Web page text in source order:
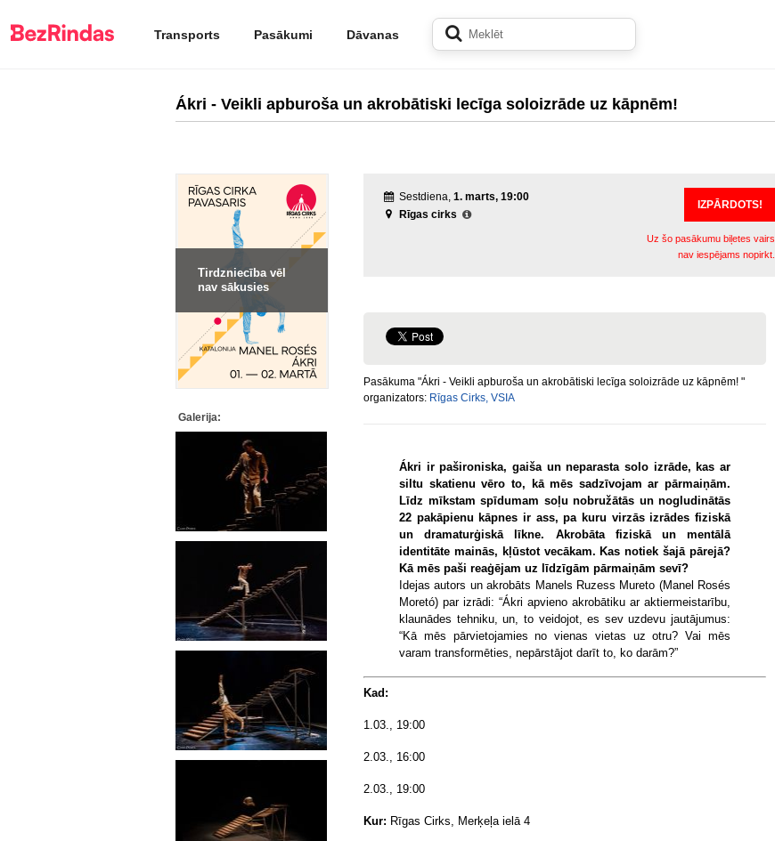
Transports Pasākumi Dāvanas
Ákri - Veikli apburoša un akrobātiski lecīga soloizrāde uz kāpnēm!
Tirdzniecība vēl
nav sākusies
Galerija:
Sestdiena, 1. marts, 19:00
Rīgas cirks
IZPĀRDOTS!
Uz šo pasākumu biļetes vairs
nav iespējams nopirkt.
Pasākuma "Ákri - Veikli apburoša un akrobātiski lecīga soloizrāde uz kāpnēm! "
organizators: Rīgas Cirks, VSIA
Ákri ir pašironiska, gaiša un neparasta solo izrāde, kas ar
siltu skatienu vēro to, kā mēs sadzīvojam ar pārmaiņām.
Līdz mīkstam spīdumam soļu nobružātās un nogludinātās
22 pakāpienu kāpnes ir ass, pa kuru virzās izrādes fiziskā
un dramaturģiskā līkne. Akrobāta fiziskā un mentālā
identitāte mainās, kļūstot vecākam. Kas notiek šajā pārejā?
Kā mēs paši reaģējam uz līdzīgām pārmaiņām sevī?
Idejas autors un akrobāts Manels Ruzess Mureto (Manel Rosés
Moretó) par izrādi: “Ákri apvieno akrobātiku ar aktiermeistarību,
klaunādes tehniku, un, to veidojot, es sev uzdevu jautājumus:
“Kā mēs pārvietojamies no vienas vietas uz otru? Vai mēs
varam transformēties, nepārstājot darīt to, ko darām?”
Kad:
1.03., 19:00
2.03., 16:00
2.03., 19:00
Kur: Rīgas Cirks, Merķeļa ielā 4